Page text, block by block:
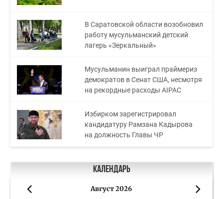
В Саратовской области возобновил
работу мусульманский детский
лагерь «Зеркальный»
Мусульманин выиграл праймериз
демократов в Сенат США, несмотря
на рекордные расходы AIPAC
Избирком зарегистрировал
кандидатуру Рамзана Кадырова
на должность Главы ЧР
Календарь
Август 2026